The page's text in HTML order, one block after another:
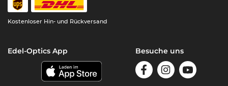
Kostenloser Hin- und Rückversand
Edel-Optics App Besuche uns